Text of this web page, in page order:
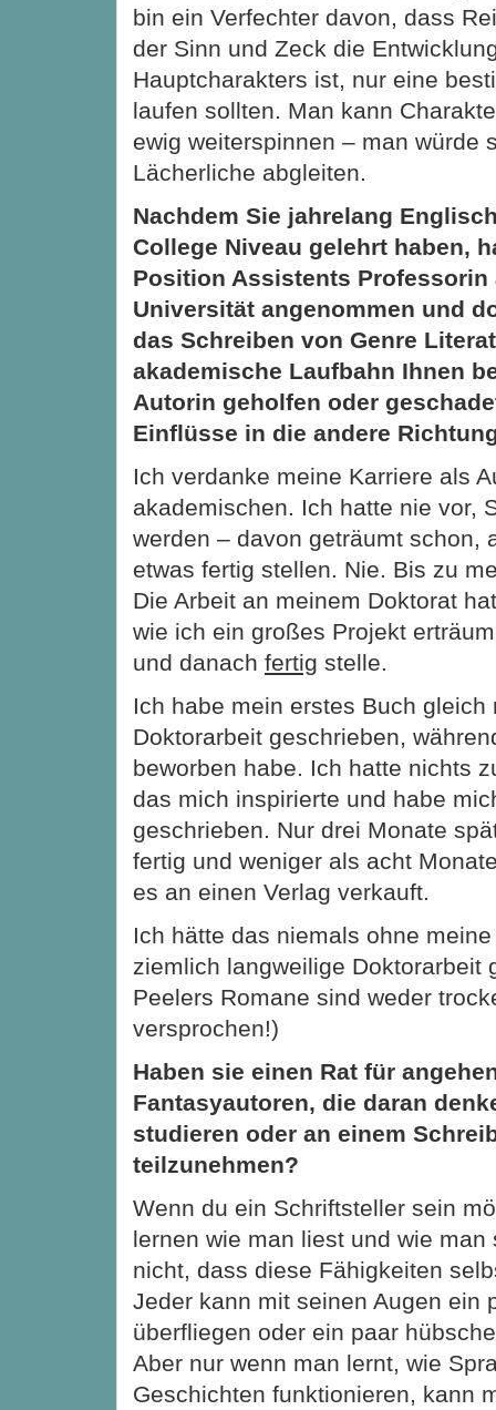
bin ein Verfechter davon, dass
der Sinn und Zeck die
Hauptcharakters ist, nur eine
laufen sollten. Man kann
ewig weiterspinnen – man würde
Lächerliche abgleiten.
Nachdem Sie jahrelang
College Niveau gelehrt haben,
Position Assistents Professorin
Universität angenommen und
das Schreiben von Genre
akademische Laufbahn Ihnen
Autorin geholfen oder
Einflüsse in die andere
Ich verdanke meine Karriere als
akademischen. Ich hatte nie vor,
werden – davon geträumt schon,
etwas fertig stellen. Nie. Bis zu
Die Arbeit an meinem Doktorat
wie ich ein großes Projekt
und danach fertig stelle.
Ich habe mein erstes Buch gleich
Doktorarbeit geschrieben,
beworben habe. Ich hatte nichts
das mich inspirierte und habe
geschrieben. Nur drei Monate
fertig und weniger als acht
es an einen Verlag verkauft.
Ich hätte das niemals ohne
ziemlich langweilige Doktorarbeit
Peelers Romane sind weder
versprochen!)
Haben sie einen Rat für
Fantasyautoren, die daran
studieren oder an einem
teilzunehmen?
Wenn du ein Schriftsteller sein
lernen wie man liest und wie man
nicht, dass diese Fähigkeiten
Jeder kann mit seinen Augen ein
überfliegen oder ein paar
Aber nur wenn man lernt, wie
Geschichten funktionieren, kann